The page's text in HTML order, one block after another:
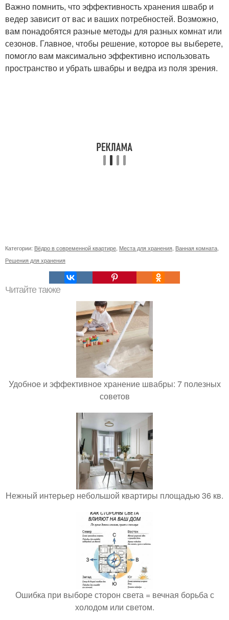
Важно помнить, что эффективность хранения швабр и
ведер зависит от вас и ваших потребностей. Возможно,
вам понадобятся разные методы для разных комнат или
сезонов. Главное, чтобы решение, которое вы выберете,
помогло вам максимально эффективно использовать
пространство и убрать швабры и ведра из поля зрения.
Категории: Вёдро в современной квартире Места для хранения Ванная комната
Решения для хранения
Читайте также
Удобное и эффективное хранение швабры: 7 полезных
советов
Нежный интерьер небольшой квартиры площадью 36 кв.
Ошибка при выборе сторон света = вечная борьба с
холодом или светом.